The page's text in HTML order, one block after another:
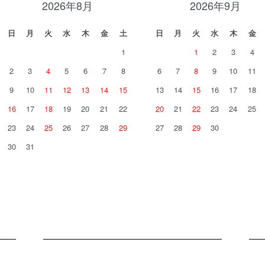
2026年8月
日 月 火 水 木 金
土
1
2
3 4 5 6 7
8
9
10 11 12 13 14
15
16
17 18 19 20 21
22
23
24 25 26 27 28
29
30
31
2026年9月
日 月 火 水 木 金
1
2 3 4
6
7 8 9 10 11
13
14 15 16 17 18
20
21 22 23 24 25
27
28 29 30